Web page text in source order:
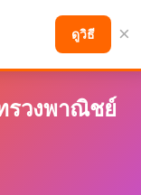
รวงพาณิชย์
ดูวิธี ×